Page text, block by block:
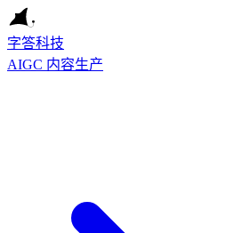
字答科技
AIGC 内容生产